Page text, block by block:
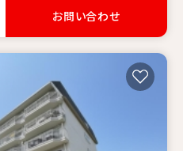
お問い合わせ